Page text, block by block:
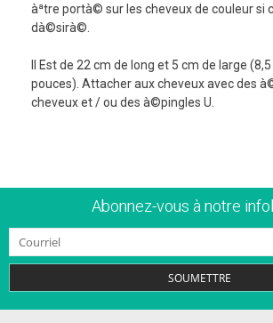
àªtre portà© sur les cheveux de couleur
dà©sirà©.
Il Est de 22 cm de long et 5 cm de large
pouces). Attacher aux cheveux avec des
cheveux et / ou des à©pingles U.
Abonnez-vous à notre
SOUMETTRE